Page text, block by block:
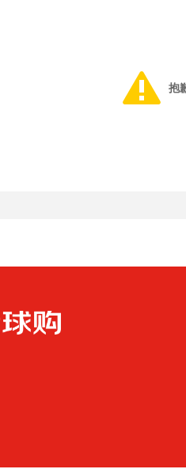
抱